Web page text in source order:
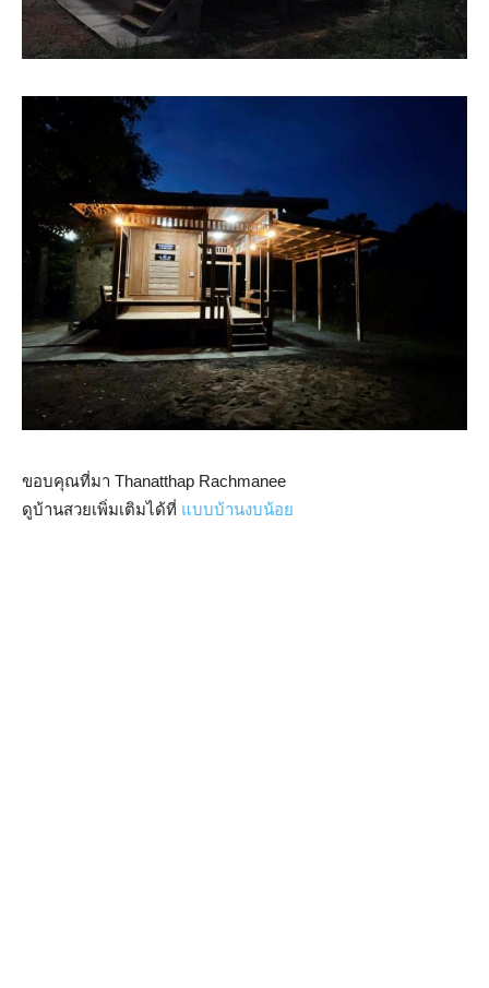
ขอบคุณที่มา Thanatthap Rachmanee
ดูบ้านสวยเพิ่มเติมได้ที่ แบบบ้านงบน้อย